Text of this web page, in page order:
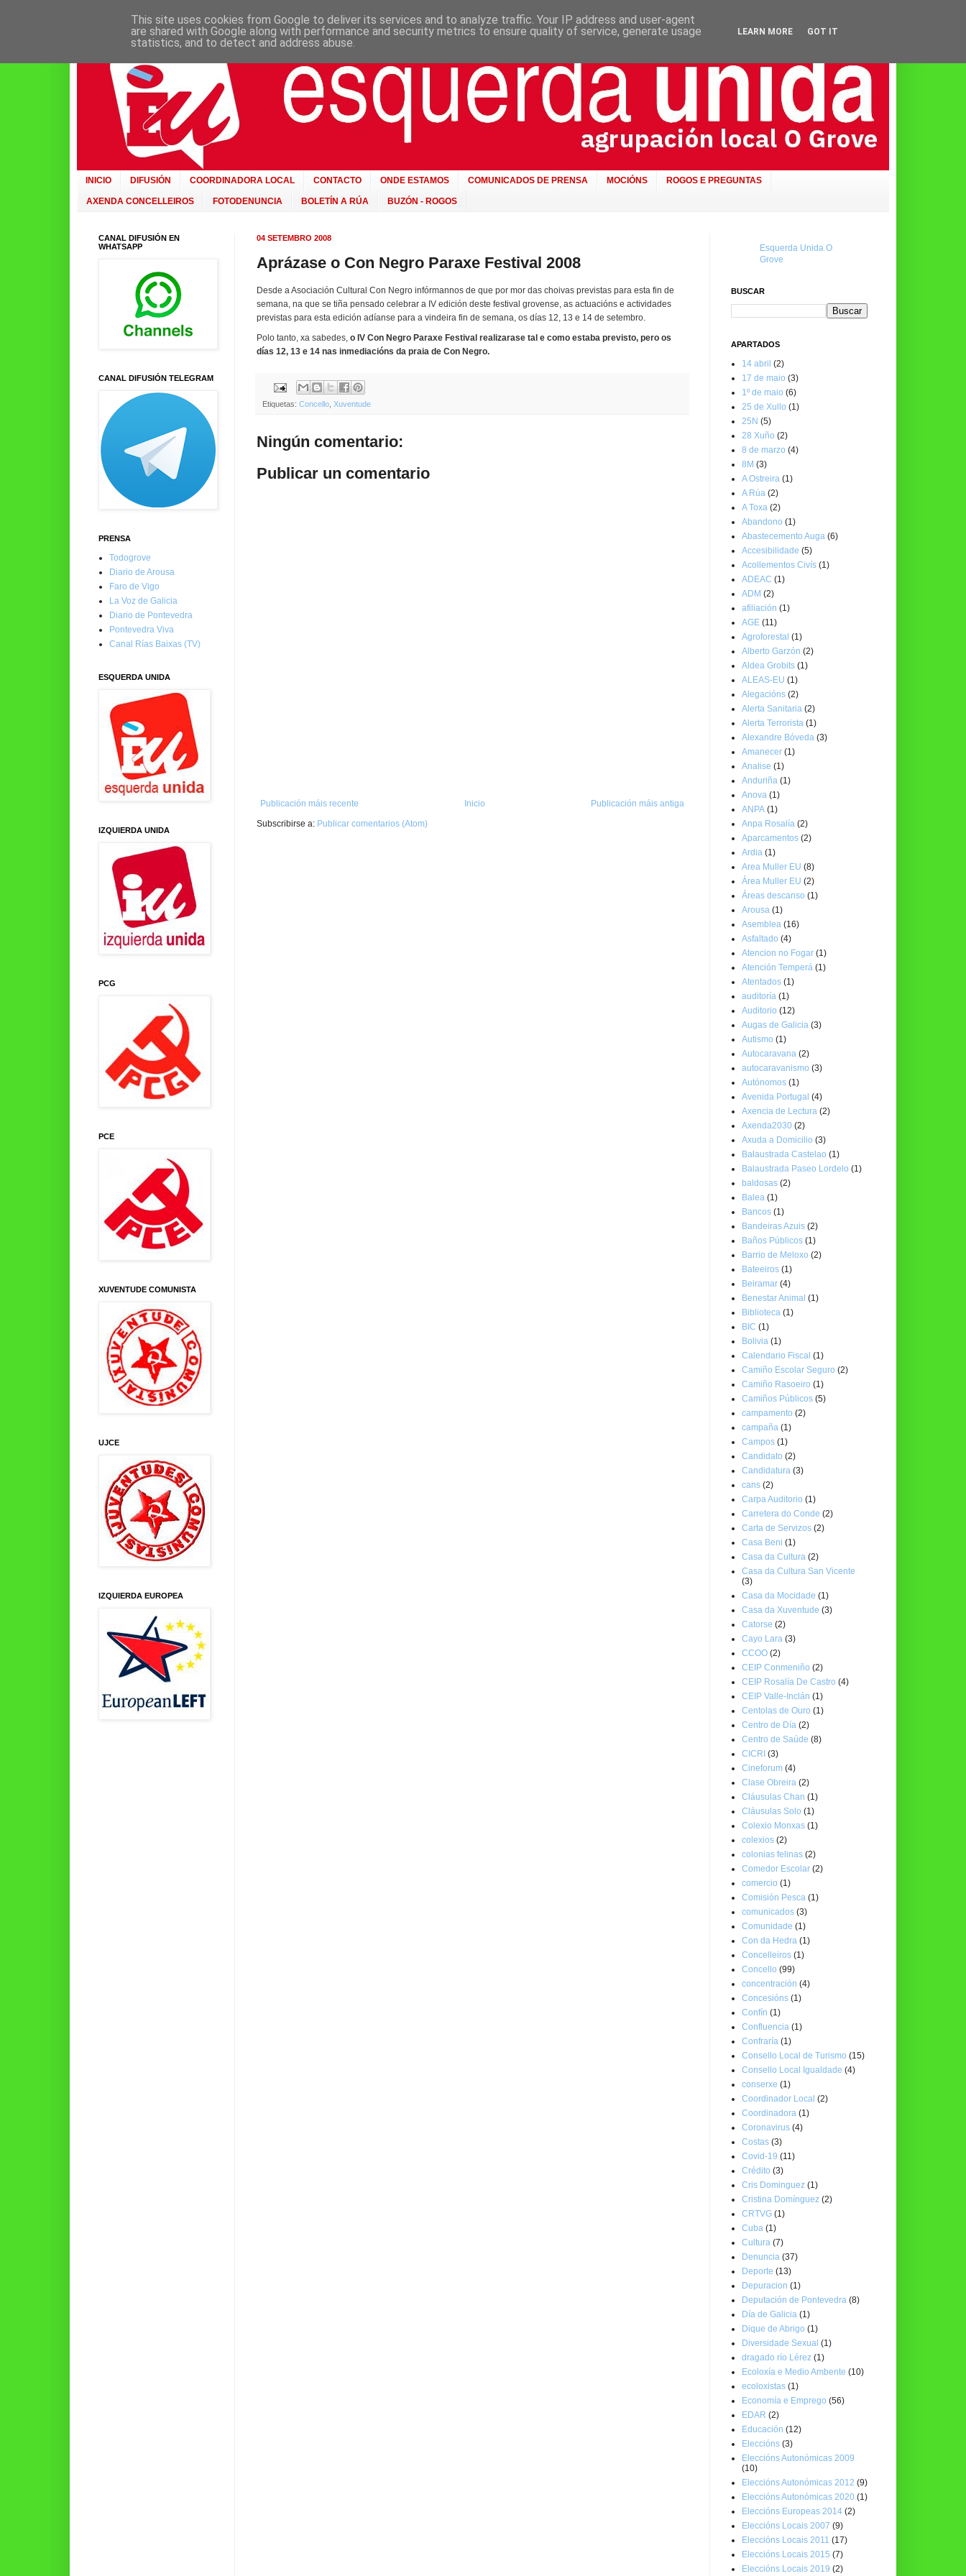
INICIO DIFUSIÓN COORDINADORA LOCAL CONTACTO ONDE ESTAMOS COMUNICADOS DE PRENSA MOCIÓNS ROGOS E PREGUNTAS
AXENDA CONCELLEIROS FOTODENUNCIA BOLETÍN A RÚA BUZÓN - ROGOS
04 SETEMBRO 2008
Aprázase o Con Negro Paraxe Festival 2008
Desde a Asociación Cultural Con Negro infórmannos de que por mor das choivas previstas para esta fin de
semana, na que se tiña pensado celebrar a IV edición deste festival grovense, as actuacións e actividades
previstas para esta edición adíanse para a vindeira fin de semana, os días 12, 13 e 14 de setembro.
Polo tanto, xa sabedes, o IV Con Negro Paraxe Festival realizarase tal e como estaba previsto, pero os
días 12, 13 e 14 nas inmediacións da praia de Con Negro.
Etiquetas: Concello Xuventude
Ningún comentario:
Publicar un comentario
Publicación máis recente Publicación máis antiga
Inicio
Subscribirse a: Publicar comentarios (Atom)
CANAL DIFUSIÓN EN
WHATSAPP
CANAL DIFUSIÓN TELEGRAM
PRENSA
Todogrove
Diario de Arousa
Faro de Vigo
La Voz de Galicia
Diario de Pontevedra
Pontevedra Viva
Canal Rías Baixas (TV)
ESQUERDA UNIDA
IZQUIERDA UNIDA
PCG
PCE
XUVENTUDE COMUNISTA
UJCE
IZQUIERDA EUROPEA
Esquerda Unida O
Grove
BUSCAR
APARTADOS
14 abril (2)
17 de maio (3)
1º de maio (6)
25 de Xullo (1)
25N (5)
28 Xuño (2)
8 de marzo (4)
8M (3)
A Ostreira (1)
A Rúa (2)
A Toxa (2)
Abandono (1)
Abastecemento Auga (6)
Accesibilidade (5)
Acollementos Civís (1)
ADEAC (1)
ADM (2)
afiliación (1)
AGE (11)
Agroforestal (1)
Alberto Garzón (2)
Aldea Grobits (1)
ALEAS-EU (1)
Alegacións (2)
Alerta Sanitaria (2)
Alerta Terrorista (1)
Alexandre Bóveda (3)
Amanecer (1)
Analise (1)
Anduriña (1)
Anova (1)
ANPA (1)
Anpa Rosalía (2)
Aparcamentos (2)
Ardia (1)
Area Muller EU (8)
Área Muller EU (2)
Áreas descanso (1)
Arousa (1)
Asemblea (16)
Asfaltado (4)
Atencion no Fogar (1)
Atención Temperá (1)
Atentados (1)
auditoría (1)
Auditorio (12)
Augas de Galicia (3)
Autismo (1)
Autocaravana (2)
autocaravanismo (3)
Autónomos (1)
Avenida Portugal (4)
Axencia de Lectura (2)
Axenda2030 (2)
Axuda a Domicilio (3)
Balaustrada Castelao (1)
Balaustrada Paseo Lordelo (1)
baldosas (2)
Balea (1)
Bancos (1)
Bandeiras Azuis (2)
Baños Públicos (1)
Barrio de Meloxo (2)
Bateeiros (1)
Beiramar (4)
Benestar Animal (1)
Biblioteca (1)
BIC (1)
Bolivia (1)
Calendario Fiscal (1)
Camiño Escolar Seguro (2)
Camiño Rasoeiro (1)
Camiños Públicos (5)
campamento (2)
campaña (1)
Campos (1)
Candidato (2)
Candidatura (3)
cans (2)
Carpa Auditorio (1)
Carretera do Conde (2)
Carta de Servizos (2)
Casa Beni (1)
Casa da Cultura (2)
Casa da Cultura San Vicente
(3)
Casa da Mocidade (1)
Casa da Xuventude (3)
Catorse (2)
Cayo Lara (3)
CCOO (2)
CEIP Conmeniño (2)
CEIP Rosalía De Castro (4)
CEIP Valle-Inclán (1)
Centolas de Ouro (1)
Centro de Día (2)
Centro de Saúde (8)
CICRI (3)
Cineforum (4)
Clase Obreira (2)
Cláusulas Chan (1)
Cláusulas Solo (1)
Colexio Monxas (1)
colexios (2)
colonias felinas (2)
Comedor Escolar (2)
comercio (1)
Comisión Pesca (1)
comunicados (3)
Comunidade (1)
Con da Hedra (1)
Concelleiros (1)
Concello (99)
concentración (4)
Concesións (1)
Confín (1)
Confluencia (1)
Confraría (1)
Consello Local de Turismo (15)
Consello Local Igualdade (4)
conserxe (1)
Coordinador Local (2)
Coordinadora (1)
Coronavirus (4)
Costas (3)
Covid-19 (11)
Crédito (3)
Cris Dominguez (1)
Cristina Domínguez (2)
CRTVG (1)
Cuba (1)
Cultura (7)
Denuncia (37)
Deporte (13)
Depuracion (1)
Deputación de Pontevedra (8)
Día de Galicia (1)
Dique de Abrigo (1)
Diversidade Sexual (1)
dragado río Lérez (1)
Ecoloxía e Medio Ambente (10)
ecoloxistas (1)
Economía e Emprego (56)
EDAR (2)
Educación (12)
Eleccións (3)
Eleccións Autonómicas 2009
(10)
Eleccións Autonómicas 2012 (9)
Eleccións Autonómicas 2020 (1)
Eleccións Europeas 2014 (2)
Eleccións Locais 2007 (9)
Eleccións Locais 2011 (17)
Eleccións Locais 2015 (7)
Eleccións Locais 2019 (2)
This site uses cookies from Google to deliver its services and to analyze traffic. Your IP address and user-agent
are shared with Google along with performance and security metrics to ensure quality of service, generate usage
statistics, and to detect and address abuse.
LEARN MORE GOT IT